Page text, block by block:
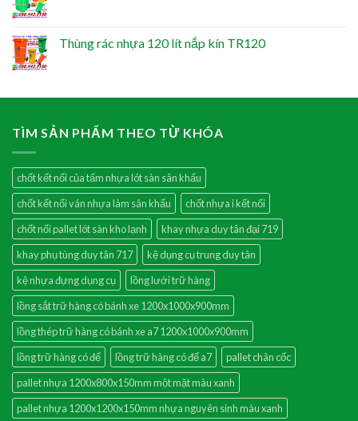
Thùng rác nhựa 120 lít nắp kín TR120
TÌM SẢN PHẨM THEO TỪ KHÓA
chốt kết nối của tấm nhựa lót sàn sân khấu
chốt kết nối ván nhựa làm sân khấu
chốt nhựa i kết nối
chốt nối pallet lót sàn kho lạnh
khay nhựa duy tân đại 719
khay phụ tùng duy tân 717
kệ dụng cụ trung duy tân
kệ nhựa đựng dụng cụ
lồng lưới trữ hàng
lồng sắt trữ hàng có bánh xe 1200x1000x900mm
lồng thép trữ hàng có bánh xe a7 1200x1000x900mm
lồng trữ hàng có đế
lồng trữ hàng có đế a7
pallet chân cốc
pallet nhựa 1200x800x150mm một mặt màu xanh
pallet nhựa 1200x1200x150mm nhựa nguyên sinh màu xanh